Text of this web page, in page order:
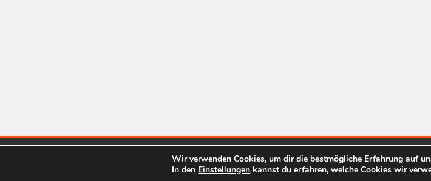
finanzen-informationen.com 2026.
Wir verwenden Cookies, um dir die bestmögliche Erfahrung auf
In den Einstellungen kannst du erfahren, welche Cookies wir